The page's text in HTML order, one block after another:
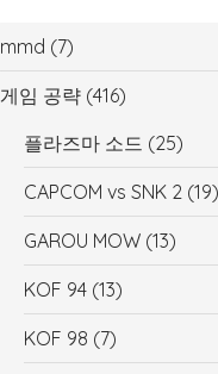
mmd (7)
게임 공략(416)
플라즈마 소드 (25)
CAPCOM vs SNK 2(19)
GAROU MOW(13)
KOF 94(13)
KOF 98 (7)